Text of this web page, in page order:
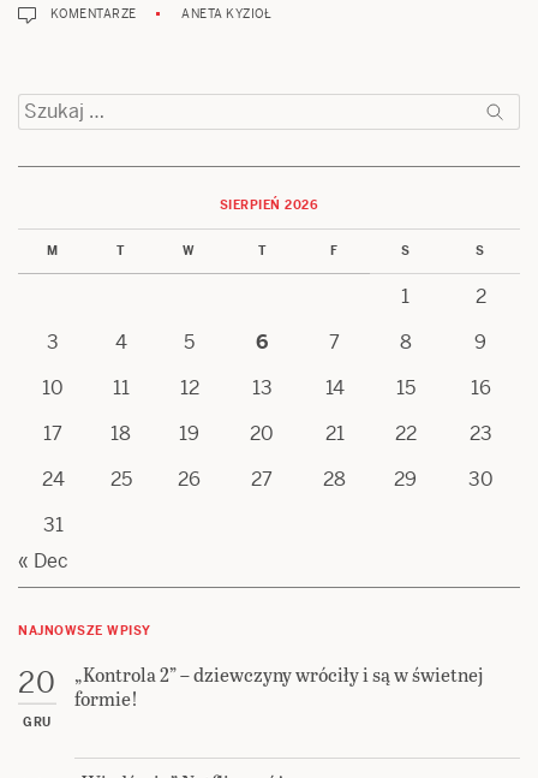
KOMENTARZE ANETA KYZIOŁ
Szukaj:
SIERPIEŃ 2026
M T W T F S S
1
2
3
4 5 6 7 8
9
10
11 12 13 14 15
16
17
18 19 20 21 22
23
24
25 26 27 28 29
30
31
« Dec
NAJNOWSZE WPISY
20
GRU
„Kontrola 2” – dziewczyny wróciły i są w świetnej
formie!